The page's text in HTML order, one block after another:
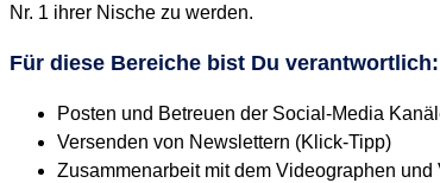
Nr. 1 ihrer Nische zu werden.
Für diese Bereiche bist Du verantwortlich:
Posten und Betreuen der Social-Media
Versenden von Newslettern (Klick-Tipp)
Zusammenarbeit mit dem Videographen